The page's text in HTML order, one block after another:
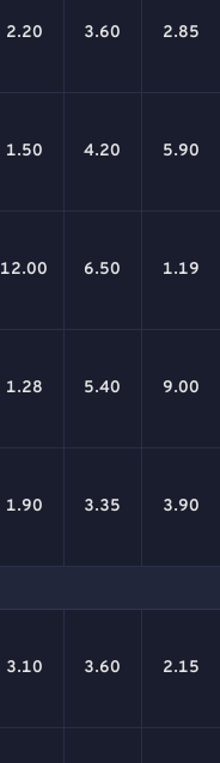
2.20 3.60 2.85
1.50 4.20 5.90
12.00 6.50 1.19
1.28 5.40 9.00
1.90 3.35 3.90
3.10 3.60 2.15